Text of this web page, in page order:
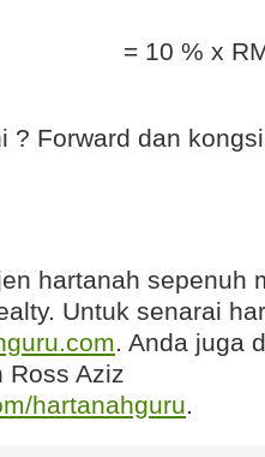
= 10 % x
? Forward dan
hartanah sepenuh
Untuk senarai
. Anda juga
Ross Aziz
hartanahguru.